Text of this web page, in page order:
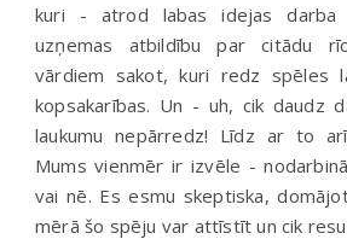
kuri - atrod labas idejas darba
uzņemas atbildību par citādu
vārdiem sakot, kuri redz spēles
kopsakarības. Un - uh, cik daudz
laukumu nepārredz! Līdz ar to
Mums vienmēr ir izvēle -
vai nē. Es esmu skeptiska,
mērā šo spēju var attīstīt un cik